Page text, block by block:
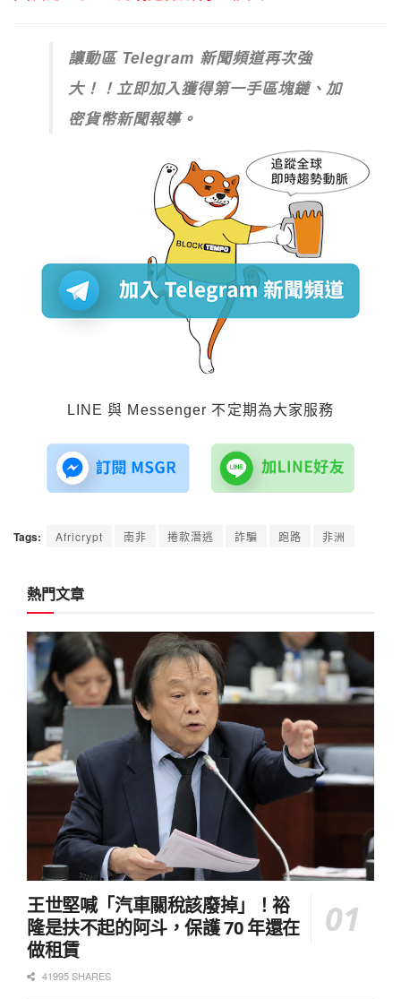
讓動區 Telegram 新聞頻道再次強
大！！立即加入獲得第一手區塊鏈、加
密貨幣新聞報導。
LINE 與 Messenger 不定期為大家服務
Tags: Africrypt 南非 捲款潛逃 詐騙 跑路 非洲
熱門文章
王世堅喊「汽車關稅該廢掉」！裕
隆是扶不起的阿斗，保護 70 年還在
做租賃
41995 SHARES